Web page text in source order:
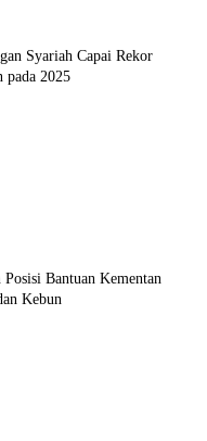
Syariah Capai Rekor
2025
Posisi Bantuan Kementan
Kebun